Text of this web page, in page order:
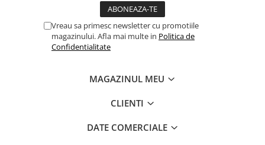
Vreau sa primesc newsletter cu promotiile
magazinului. Afla mai multe in Politica de
Confidentialitate
MAGAZINUL MEU
CLIENTI
DATE COMERCIALE